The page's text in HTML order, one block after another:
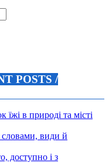
POSTS /
в природі та місті
словами, види й
доступно і з